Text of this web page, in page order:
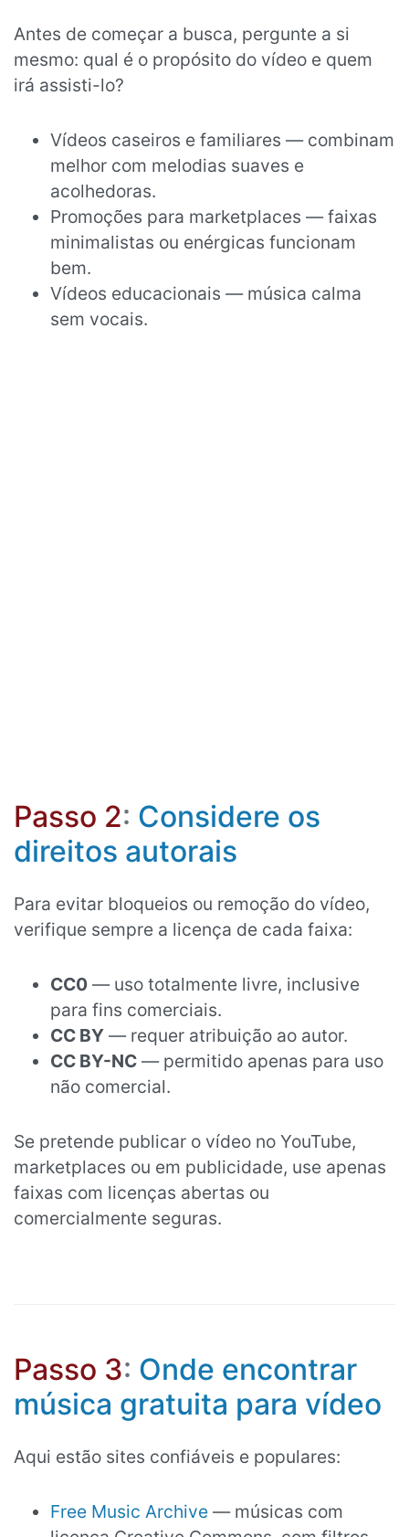
Antes de começar a busca, pergunte a si
mesmo: qual é o propósito do vídeo e quem
irá assisti-lo?
Vídeos caseiros e familiares — combinam
melhor com melodias suaves e
acolhedoras.
Promoções para marketplaces — faixas
minimalistas ou enérgicas funcionam
bem.
Vídeos educacionais — música calma
sem vocais.
Passo 2: Considere os
direitos autorais
Para evitar bloqueios ou remoção do vídeo,
verifique sempre a licença de cada faixa:
CC0 — uso totalmente livre, inclusive
para fins comerciais.
CC BY — requer atribuição ao autor.
CC BY-NC — permitido apenas para uso
não comercial.
Se pretende publicar o vídeo no YouTube,
marketplaces ou em publicidade, use apenas
faixas com licenças abertas ou
comercialmente seguras.
Passo 3: Onde encontrar
música gratuita para vídeo
Aqui estão sites confiáveis e populares:
Free Music Archive — músicas com